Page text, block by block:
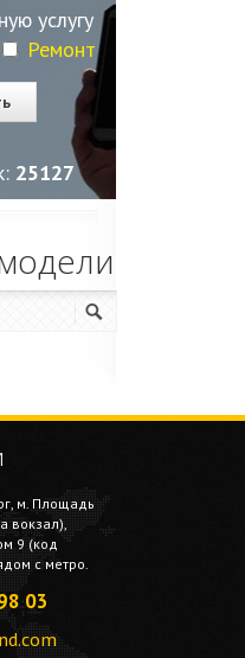
услугу
Ремонт
25127
м. Площадь
вокзал),
9 (код
с метро.
03